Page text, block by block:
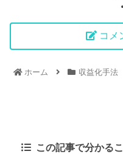
コメ
ホーム 収益化手法
この記事で分かる